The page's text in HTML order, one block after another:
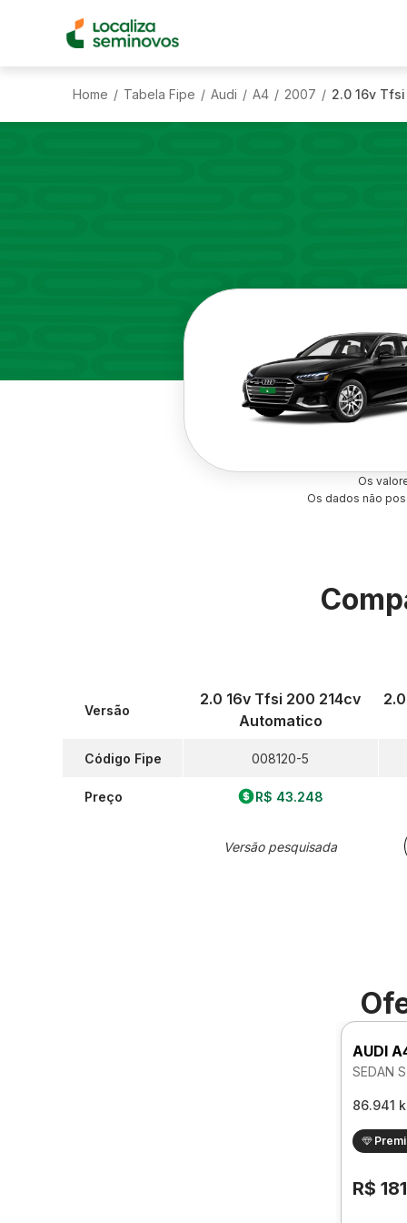
Home / Tabela Fipe / Audi / A4 / 2007 / 2.0 16v
Os
Os dados não
Versão
Código Fipe
Preço
2.0 16v Tfsi 200 214cv
Automatico
008120-5
R$ 43.248
Versão pesquisada
AUDI
SEDAN
86.941
R$